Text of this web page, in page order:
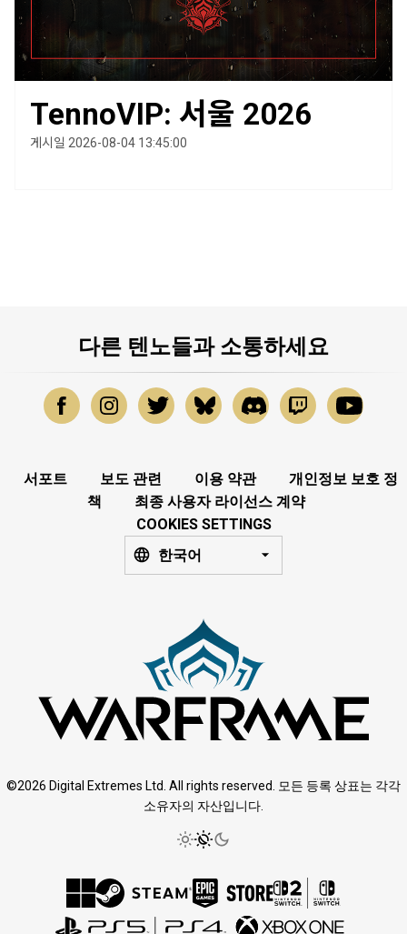
TennoVIP: 서울 2026
게시일 2026-08-04 13:45:00
다른 텐노들과 소통하세요
서포트 보도 관련 이용 약관
개인정보 보호 정
책
최종 사용자 라이선스 계약
COOKIES SETTINGS
한국어
©2026 Digital Extremes Ltd. All rights reserved. 모든 등록 상표는 각각
소유자의 자산입니다.